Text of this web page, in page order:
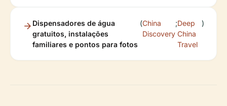
Dispensadores de água
gratuitos, instalações
familiares e pontos para fotos
(China
Discovery
;Deep
China
Travel
)